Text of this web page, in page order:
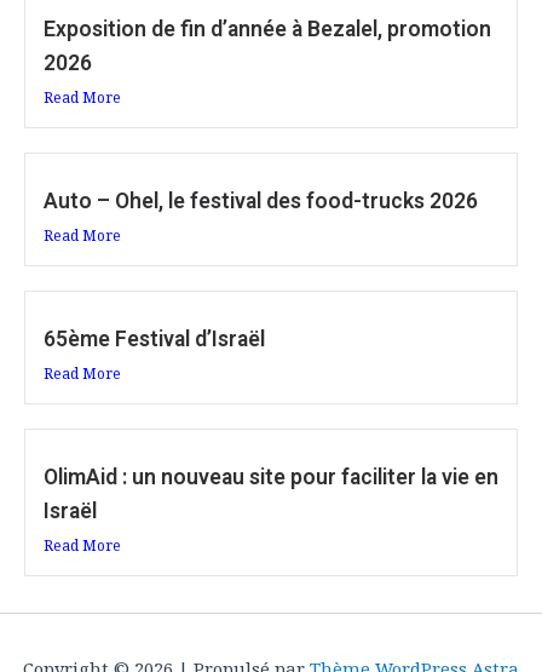
Exposition de fin d’année à Bezalel, promotion
2026
Read More
Auto – Ohel, le festival des food-trucks 2026
Read More
65ème Festival d’Israël
Read More
OlimAid : un nouveau site pour faciliter la vie en
Israël
Read More